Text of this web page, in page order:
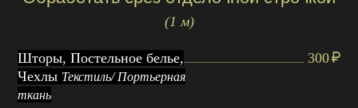
(1 м)
Шторы, Постельное белье,
Чехлы Текстиль/ Портьерная
ткань
300